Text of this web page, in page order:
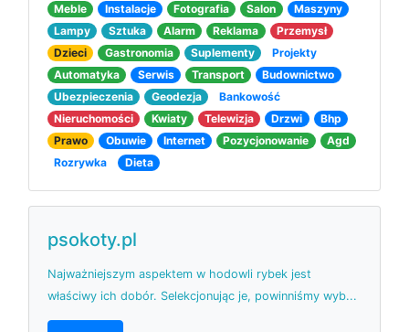
Meble
Instalacje Fotografia Salon
Maszyny
Lampy
Sztuka Alarm Reklama
Przemysł
Dzieci
Gastronomia Suplementy
Projekty
Automatyka
Serwis Transport
Budownictwo
Ubezpieczenia
Geodezja
Bankowość
Nieruchomości
Kwiaty Telewizja Drzwi
Bhp
Prawo
Obuwie Internet Pozycjonowanie
Agd
Rozrywka
Dieta
psokoty.pl
Najważniejszym aspektem w hodowli rybek jest
właściwy ich dobór. Selekcjonując je, powinniśmy wyb...